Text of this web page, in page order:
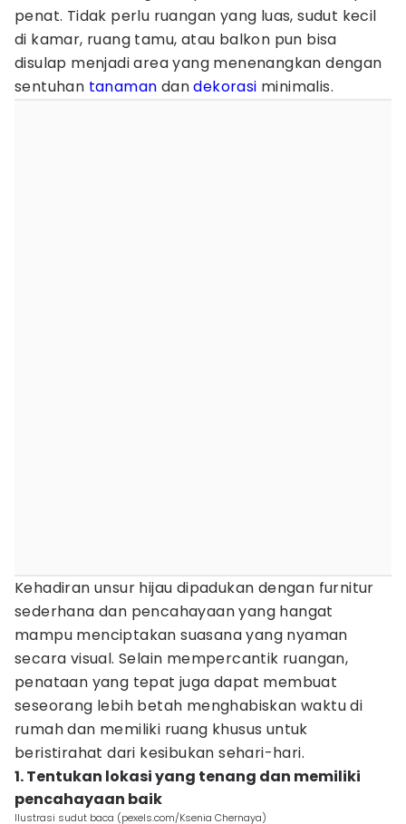
penat. Tidak perlu ruangan yang luas, sudut kecil
di kamar, ruang tamu, atau balkon pun bisa
disulap menjadi area yang menenangkan dengan
sentuhan tanaman dandekorasi minimalis.
Kehadiran unsur hijau dipadukan dengan furnitur
sederhana dan pencahayaan yang hangat
mampu menciptakan suasana yang nyaman
secara visual. Selain mempercantik ruangan,
penataan yang tepat juga dapat membuat
seseorang lebih betah menghabiskan waktu di
rumah dan memiliki ruang khusus untuk
beristirahat dari kesibukan sehari-hari.
1. Tentukan lokasi yang tenang dan memiliki
pencahayaan baik
Ilustrasi sudut baca (pexels.com/Ksenia Chernaya)